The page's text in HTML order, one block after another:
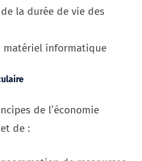
la durée de vie des
matériel informatique
de l’économie
de :